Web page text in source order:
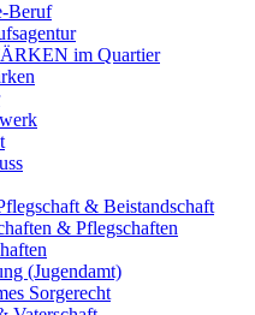
Beruf
im Quartier
& Beistandschaft
& Pflegschaften
(Jugendamt)
Sorgerecht